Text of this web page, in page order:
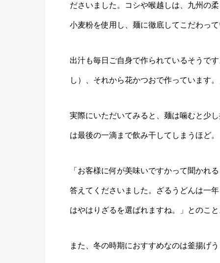
ださいました。コシや喉越しは、九州の
小麦粉を使用し、麺に徹底してこだわっ
出汁も毎日ご自身で作られているそうで
し）、それから花かつおで作っています
実際にいただいてみると、麺は噛むと少
は最後の一滴まで飲み干してしまうほど。
「お客様に何が美味いですかって聞かれ
答えてくださいました。ざるうどんは一
はやはりざるを選ばれますね。」とのこ
また、冬の時期におすすめなのは釜揚げ